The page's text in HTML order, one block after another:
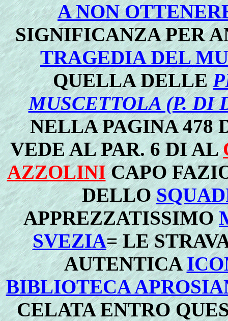
A NON
SIGNIFICANZA PER
TRAGEDIA DEL
QUELLA DELLE
MUSCETTOLA (P. DI
NELLA PAGINA 478
VEDE AL PAR. 6 DI AL
AZZOLINICAPO
DELLO
APPREZZATISSIMO
SVEZIA= LE
AUTENTICA
BIBLIOTECA
CELATA ENTRO